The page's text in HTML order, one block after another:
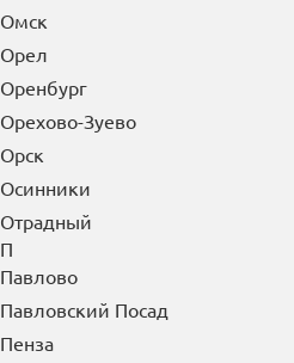
Омск
Орел
Оренбург
Орехово-Зуево
Орск
Осинники
Отрадный
П
Павлово
Павловский Посад
Пенза